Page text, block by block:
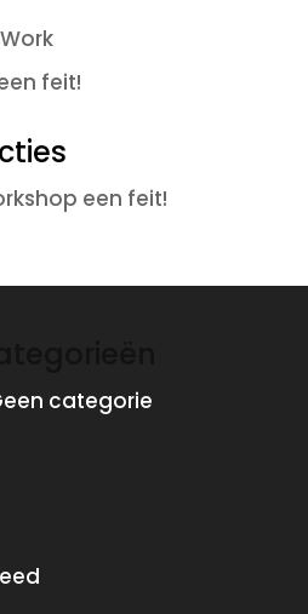
feit!
een feit!
categorie